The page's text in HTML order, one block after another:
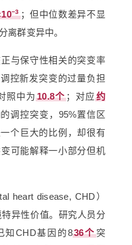
−3 ；但中位数差异不显
离群变异中。
与保守性相关的突变率
控新发突变的过量负担
照中为 10.8个；对应约
调控突变，95%置信区
个巨大的比例，却很有
可能解释一小部分但机
heart disease, CHD）
异性价值。研究人员分
知CHD基因的836个突